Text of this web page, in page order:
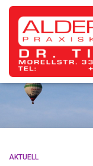
AKTUELL